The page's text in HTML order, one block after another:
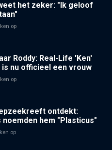
het zeker: "Ik geloof
op
Roddy: Real-Life 'Ken'
is nu officieel een vrouw
op
ontdekt:
hem "Plasticus"
op